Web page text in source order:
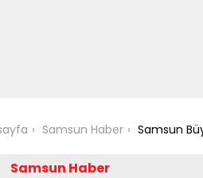
Samsun Haber Samsun
Samsun Haber